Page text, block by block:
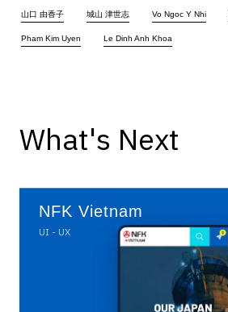
山口 由香子 城山 津世志 Vo Ngoc Y Nhi
Pham Kim Uyen Le Dinh Anh Khoa
What's Next
NFK Vietnam
UI - UX